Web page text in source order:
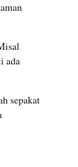
ada
sepakat